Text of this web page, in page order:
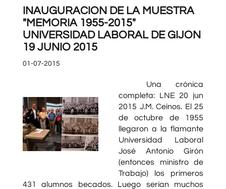
INAUGURACION DE LA MUESTRA
"MEMORIA 1955-2015"
UNIVERSIDAD LABORAL DE GIJON
19 JUNIO 2015
01-07-2015
Una crónica
completa: LNE 20 jun
2015 J.M. Ceínos. El 25
de octubre de 1955
llegaron a la flamante
Universidad Laboral
José Antonio Girón
(entonces ministro de
Trabajo) los primeros
431 alumnos becados. Luego serían muchos